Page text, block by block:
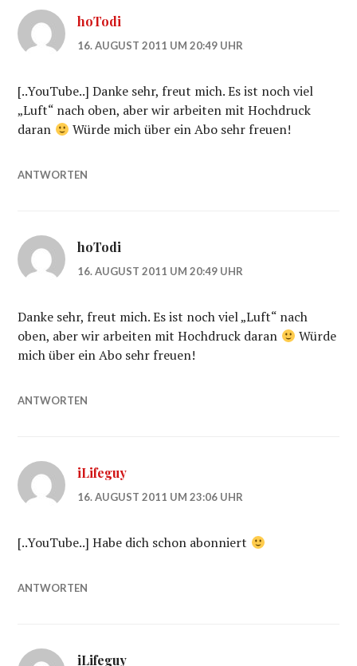
hoTodi
16. AUGUST 2011 UM 20:49 UHR
[..YouTube..] Danke sehr, freut mich. Es ist noch viel
„Luft“ nach oben, aber wir arbeiten mit Hochdruck
daran
Würde mich über ein Abo sehr freuen!
ANTWORTEN
hoTodi
16. AUGUST 2011 UM 20:49 UHR
Danke sehr, freut mich. Es ist noch viel „Luft“ nach
oben, aber wir arbeiten mit Hochdruck daran
Würde
mich über ein Abo sehr freuen!
ANTWORTEN
iLifeguy
16. AUGUST 2011 UM 23:06 UHR
[..YouTube..] Habe dich schon abonniert
ANTWORTEN
iLifeguy